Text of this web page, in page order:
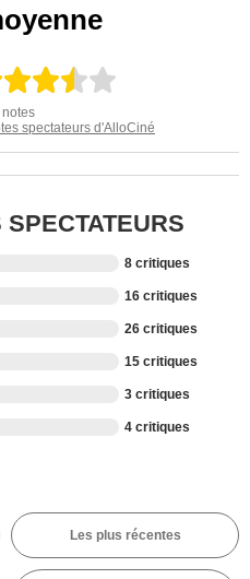
spectateurs d'AlloCiné
8 critiques
16 critiques
26 critiques
15 critiques
3 critiques
4 critiques
Les plus récentes